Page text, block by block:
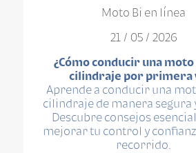
Moto Bi en línea
21 / 05 / 2026
¿Cómo conducir una
cilindraje por primera
Aprende a conducir una
cilindraje de manera segura
Descubre consejos
mejorar tu control y
recorrido.